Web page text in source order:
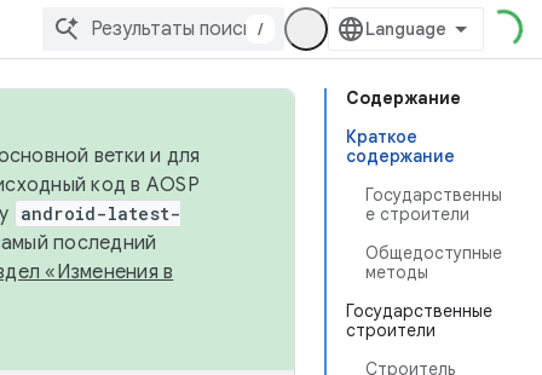
/
Содержание
Краткое
содержание
Государственны
е строители
Общедоступные
методы
Государственные
строители
Строитель
ветки и для
код в AOSP
android-latest-
последний
«Изменения в